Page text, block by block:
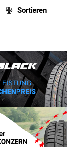
Sortieren